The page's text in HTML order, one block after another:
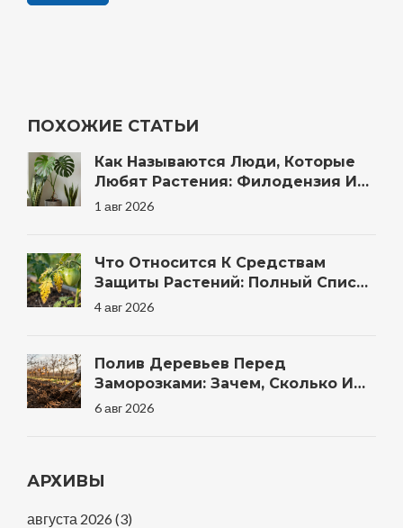
ПОХОЖИЕ СТАТЬИ
Как Называются Люди, Которые
Любят Растения: Филодензия И
Другие Термины
1 авг 2026
Что Относится К Средствам
Защиты Растений: Полный Список
Препаратов И Методов Для Сада
4 авг 2026
Полив Деревьев Перед
Заморозками: Зачем, Сколько И
Когда Правильно
6 авг 2026
АРХИВЫ
августа 2026 (3)